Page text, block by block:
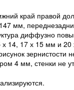
край правой
мм,
диффузно
х 14, 17 х 15 мм и
4 мм, стенки не